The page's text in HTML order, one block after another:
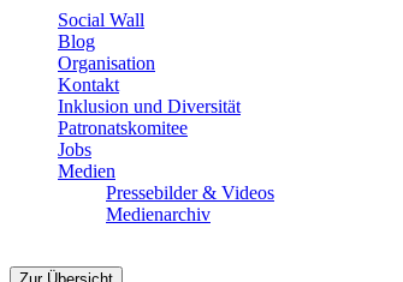
Social Wall
Blog
Organisation
Kontakt
Inklusion und Diversität
Patronatskomitee
Jobs
Medien
Pressebilder & Videos
Medienarchiv